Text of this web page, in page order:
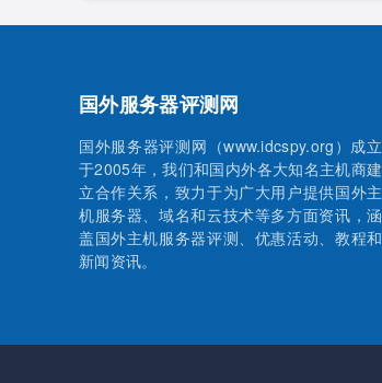
国外服务器评测网
国外服务器评测网（www.idcspy.org）成立
于2005年，我们和国内外各大知名主机商建
立合作关系，致力于为广大用户提供国外主
机服务器、域名和云技术等多方面资讯，涵
盖国外主机服务器评测、优惠活动、教程和
新闻资讯。